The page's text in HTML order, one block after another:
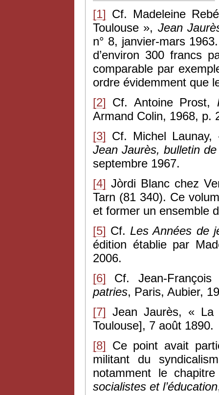
[1] Cf. Madeleine
Toulouse », Jean
n° 8, janvier-mars
d’environ 300 francs
comparable par
ordre évidemment que
[2] Cf. Antoine Prost,
Armand Colin, 1968, p.
[3] Cf. Michel
Jean Jaurès, bulletin
septembre 1967.
[4] Jòrdi Blanc chez
Tarn (81 340). Ce
et former un ensemble
[5] Cf. Les Années de
édition établie par
2006.
[6]
Cf. Jean-
patries, Paris, Aubier,
[7] Jean Jaurès, «
Toulouse], 7 août 1890.
[8] Ce point avait
militant du
notamment le
socialistes et l’éducation